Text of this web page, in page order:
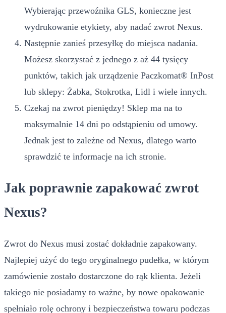
Wybierając przewoźnika GLS, konieczne jest
wydrukowanie etykiety, aby nadać zwrot Nexus.
Następnie zanieś przesyłkę do miejsca nadania.
Możesz skorzystać z jednego z aż 44 tysięcy
punktów, takich jak urządzenie Paczkomat® InPost
lub sklepy: Żabka, Stokrotka, Lidl i wiele innych.
Czekaj na zwrot pieniędzy! Sklep ma na to
maksymalnie 14 dni po odstąpieniu od umowy.
Jednak jest to zależne od Nexus, dlatego warto
sprawdzić te informacje na ich stronie.
Jak poprawnie zapakować zwrot
Nexus?
Zwrot do Nexus musi zostać dokładnie zapakowany.
Najlepiej użyć do tego oryginalnego pudełka, w którym
zamówienie zostało dostarczone do rąk klienta. Jeżeli
takiego nie posiadamy to ważne, by nowe opakowanie
spełniało rolę ochrony i bezpieczeństwa towaru podczas